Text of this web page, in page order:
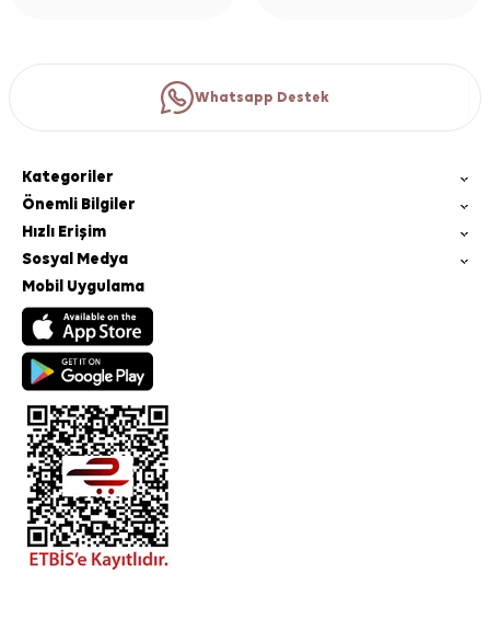
Whatsapp Destek
Kategoriler
Önemli Bilgiler
Hızlı Erişim
Sosyal Medya
Mobil Uygulama